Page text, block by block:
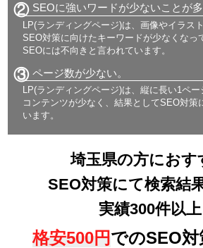
② SEOに強いワードが少ないことが多
LP(ランディングページ)は、画像やイラス
SEO対策に向けたキーワードが少なくなっ
SEOには不向きと言われています。
③ ページ数が少ない。
LP(ランディングページ)は、縦に長い1ペー
コンテンツが少なく、結果としてSEO対策
います。
埼玉県の方におす
SEO対策にて検索結
実績300件以上
格安500円でのSEO対